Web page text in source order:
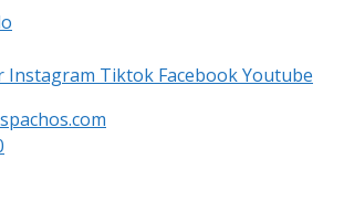
Instagram Tiktok FacebookYoutube